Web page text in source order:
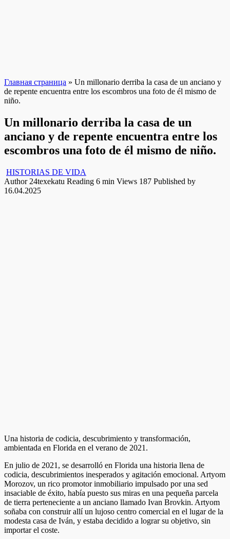
Главная страница » Un millonario derriba la casa de un anciano y
de repente encuentra entre los escombros una foto de él mismo de
niño.
Un millonario derriba la casa de un
anciano y de repente encuentra entre los
escombros una foto de él mismo de niño.
HISTORIAS DE VIDA
Author 24texekatu Reading 6 min Views 187 Published by
16.04.2025
Una historia de codicia, descubrimiento y transformación,
ambientada en Florida en el verano de 2021.
En julio de 2021, se desarrolló en Florida una historia llena de
codicia, descubrimientos inesperados y agitación emocional. Artyom
Morozov, un rico promotor inmobiliario impulsado por una sed
insaciable de éxito, había puesto sus miras en una pequeña parcela
de tierra perteneciente a un anciano llamado Ivan Brovkin. Artyom
soñaba con construir allí un lujoso centro comercial en el lugar de la
modesta casa de Iván, y estaba decidido a lograr su objetivo, sin
importar el coste.